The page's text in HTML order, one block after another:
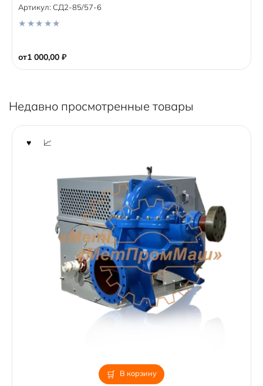
от1 000,00 ₽
Артикул: СД2-85/57-6
u
t
Недавно просмотренные товары
В корзину